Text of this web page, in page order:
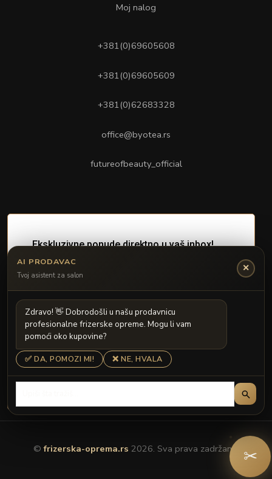
Moj nalog
+381(0)69605608
+381(0)69605609
+381(0)62683328
office@byotea.rs
futureofbeauty_official
©frizerska-oprema.rs 2026. Sva prava zadržana. ✂
AI PRODAVAC
Tvoj asistent za salon
✕
Zdravo! Dobrodošli u našu prodavnicu
profesionalne frizerske opreme. Mogu li vam
pomoći oko kupovine?
✅ DA, POMOZI MI! ❌ NE, HVALA